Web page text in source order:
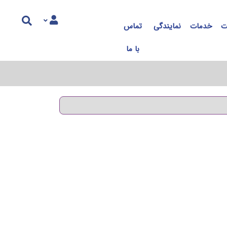
خدمات نمایندگی
تماس
با ما